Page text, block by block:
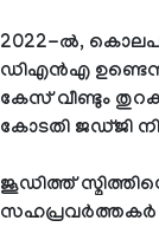
2022-ൽ,
ഡിഎൻഎ
കേസ് വീണ്ടും
കോടതി ജഡ്ജി
ജൂഡിത്ത്
സഹപ്രവർത്തകർ